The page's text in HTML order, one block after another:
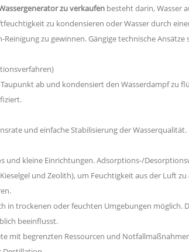
zu verkaufen besteht darin, Wasser
zu kondensieren oder Wasser durch
zu gewinnen. Gängige technische Ansätze
ab und kondensiert den Wasserdampf zu
und einfache Stabilisierung der Wasserqualität.
und kleine Einrichtungen. Adsorptions-/
und Zeolith), um Feuchtigkeit aus der Luft
in trockenen oder feuchten Umgebungen möglich.
beeinflusst.
mit begrenzten Ressourcen und